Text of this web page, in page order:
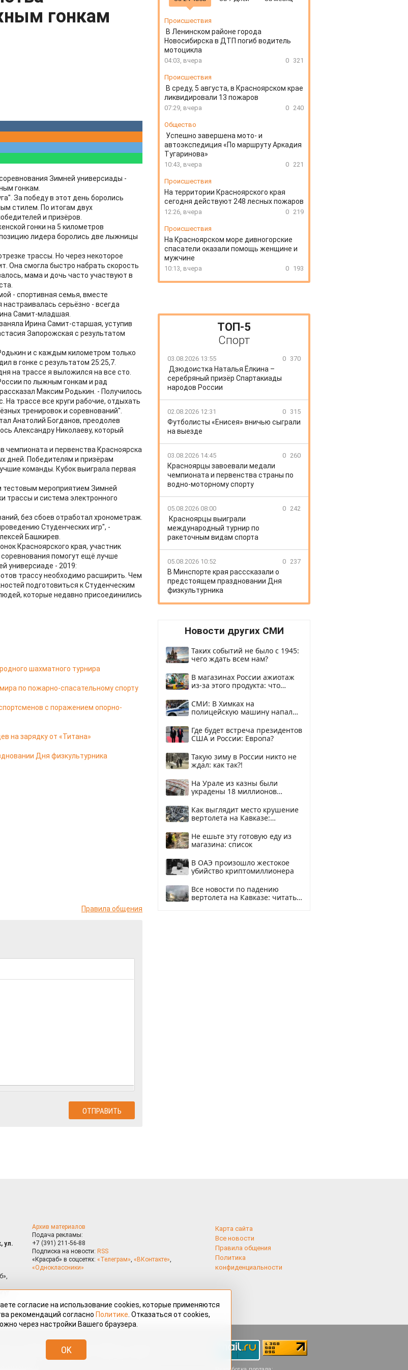
гонкам
Зимней универсиады -
гонкам.
За победу в этот день боролись
стилем. По итогам двух
и призёров.
гонки на 5 километров
лидера боролись две лыжницы
трассы. Но через некоторое
Она смогла быстро набрать скорость
мама и дочь часто участвуют в
- спортивная семья, вместе
настраивалась серьёзно - всегда
Самит-младшая.
Ирина Самит-старшая, уступив
Запорожская с результатом
и с каждым километром только
в гонке с результатом 25:25,7.
на трассе я выложился на все сто.
по лыжным гонкам и рад
Максим Родькин. - Получилось
На трассе все круги рабочие, отдыхать
тренировок и соревнований".
Анатолий Богданов, преодолев
Александру Николаеву, который
чемпионата и первенства Красноярска
дней. Победителям и призёрам
команды. Кубок выиграла первая
тестовым мероприятием Зимней
трассы и система электронного
без сбоев отработал хронометраж.
Студенческих игр", -
Башкирев.
Красноярского края, участник
помогут ещё лучше
универсиаде - 2019:
трассу необходимо расширить. Чем
подготовиться к Студенческим
которые недавно присоединились
шахматного турнира
по пожарно-спасательному спорту
с поражением опорно-
на зарядку от «Титана»
Дня физкультурника
Правила общения
Происшествия
В Ленинском районе города
Новосибирска в ДТП погиб водитель
мотоцикла
04:03, вчера 0 321
Происшествия
В среду, 5 августа, в Красноярском крае
ликвидировали 13 пожаров
07:29, вчера 0 240
Общество
Успешно завершена мото- и
автоэкспедиция «По маршруту Аркадия
Тугаринова»
10:43, вчера 0 221
Происшествия
На территории Красноярского края
сегодня действуют 248 лесных пожаров
12:26, вчера 0 219
Происшествия
На Красноярском море дивногорские
спасатели оказали помощь женщине и
мужчине
10:13, вчера 0 193
ТОП-5
Спорт
03.08.2026 13:55 0 370
Дзюдоистка Наталья Ёлкина –
серебряный призёр Спартакиады
народов России
02.08.2026 12:31 0 315
Футболисты «Енисея» вничью сыграли
на выезде
03.08.2026 14:45 0 260
Красноярцы завоевали медали
чемпионата и первенства страны по
водно-моторному спорту
05.08.2026 08:00 0 242
Красноярцы выиграли
международный турнир по
ракеточным видам спорта
05.08.2026 10:52 0 237
В Минспорте края расссказали о
предстоящем праздновании Дня
физкультурника
Новости других СМИ
Таких событий не было с 1945:
чего ждать всем нам?
В магазинах России ажиотаж
из-за этого продукта: что
СМИ: В Химках на
полицейскую машину напали
Где будет встреча президентов
США и России: Европа?
Такую зиму в России никто не
ждал: как так?!
На Урале из казны были
украдены 18 миллионов
Как выглядит место крушение
вертолета на Кавказе:
Не ешьте эту готовую еду из
магазина: список
В ОАЭ произошло жестокое
убийство криптомиллионера
Все новости по падению
вертолета на Кавказе: читать
ул.
Архив материалов
Подача рекламы:
+7 (391) 211-56-88
Подписка на новости: RSS
«Красраб» в соцсетях: «Телеграм», «ВКонтакте»,
«Одноклассники»
Карта сайта
Все новости
Правила общения
Политика
конфиденциальности
«Красраб.ру» сотрудниками редакции, нештатными
Полное или частичное использование материалов,
согласия редакции с указанием ссылки
согласие на использование cookies, которые применяются
рекомендаций согласно Политике . Отказаться от cookies,
через настройки Вашего браузера.
OK